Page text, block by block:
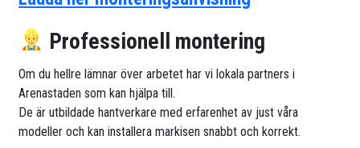
Professionell montering
Om du hellre lämnar över arbetet har vi lokala partners i
Arenastaden som kan hjälpa till.
De är utbildade hantverkare med erfarenhet av just våra
modeller och kan installera markisen snabbt och korrekt.